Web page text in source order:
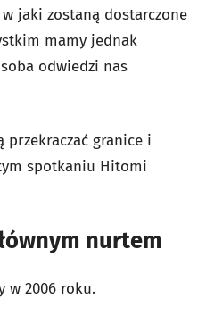
jaki zostaną dostarczone
mamy jednak
odwiedzi nas
przekraczać granice i
spotkaniu Hitomi
nurtem
w 2006 roku.